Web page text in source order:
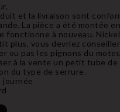
et la livraison sont
La pièce a été montée
fonctionne à nouveau.
plus, vous devriez
ou pas les pignons du
à la vente un petit tube de
du type de serrure.
journée